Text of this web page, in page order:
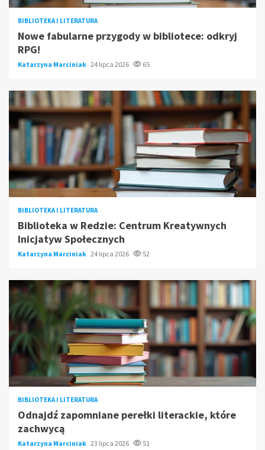
BIBLIOTEKA I LITERATURA
Nowe fabularne przygody w bibliotece: odkryj
RPG!
Katarzyna Marciniak 24 lipca 2026 65
BIBLIOTEKA I LITERATURA
Biblioteka w Redzie: Centrum Kreatywnych
Inicjatyw Społecznych
Katarzyna Marciniak 24 lipca 2026 52
BIBLIOTEKA I LITERATURA
Odnajdź zapomniane perełki literackie, które
zachwycą
Katarzyna Marciniak 23 lipca 2026 51